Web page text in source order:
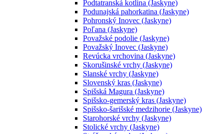
Podtatranská kotlina (Jaskyne)
Podunajská pahorkatina (Jaskyne)
Pohronský Inovec (Jaskyne)
Poľana (Jaskyne)
Považské podolie (Jaskyne)
Považský Inovec (Jaskyne)
Revúcka vrchovina (Jaskyne)
Skorušinské vrchy (Jaskyne)
Slanské vrchy (Jaskyne)
Slovenský kras (Jaskyne)
Spišská Magura (Jaskyne)
Spišsko-gemerský kras (Jaskyne)
Spišsko-šarišské medzihorie (Jaskyne)
Starohorské vrchy (Jaskyne)
Stolické vrchy (Jaskyne)